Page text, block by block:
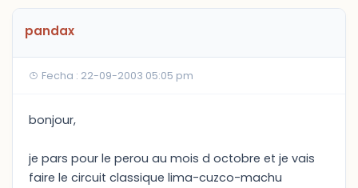
pandax
Fecha : 22-09-2003 05:05 pm
bonjour,
je pars pour le perou au mois d octobre et je vais
faire le circuit classique lima-cuzco-machu